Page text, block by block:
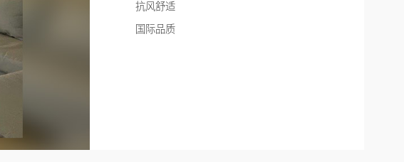
抗风舒适
国际品质